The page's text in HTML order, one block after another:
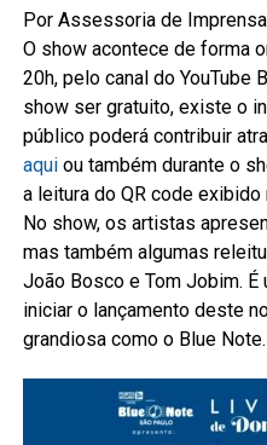
Por Assessoria de Imprensa
O show acontece de forma
20h, pelo canal do YouTube
show ser gratuito, existe o
público poderá contribuir
aquiou também durante o
a leitura do QR code exibido
No show, os artistas
mas também algumas
João Bosco e Tom Jobim.
iniciar o lançamento deste
grandiosa como o Blue Note.